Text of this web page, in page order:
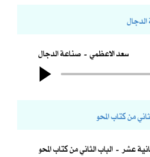
صناعة الدجال سعد الاعظمي
من كتاب المحو
الباب الثاني من كتاب المحو عشر